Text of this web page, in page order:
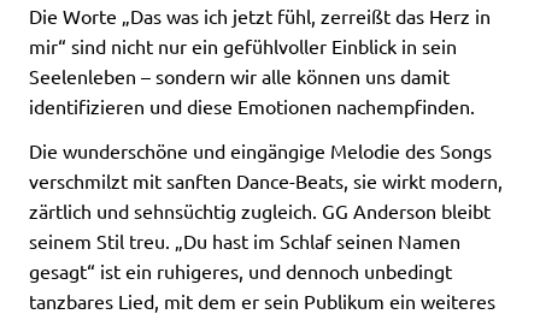
Die Worte „Das was ich jetzt fühl, zerreißt das Herz in
mir“ sind nicht nur ein gefühlvoller Einblick in sein
Seelenleben – sondern wir alle können uns damit
identifizieren und diese Emotionen nachempfinden.
Die wunderschöne und eingängige Melodie des Songs
verschmilzt mit sanften Dance-Beats, sie wirkt modern,
zärtlich und sehnsüchtig zugleich. GG Anderson bleibt
seinem Stil treu. „Du hast im Schlaf seinen Namen
gesagt“ ist ein ruhigeres, und dennoch unbedingt
tanzbares Lied, mit dem er sein Publikum ein weiteres